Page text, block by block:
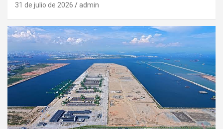
31 de julio de 2026 admin